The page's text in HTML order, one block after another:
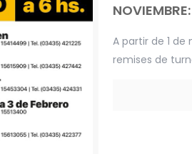
A partir de 1
remises de